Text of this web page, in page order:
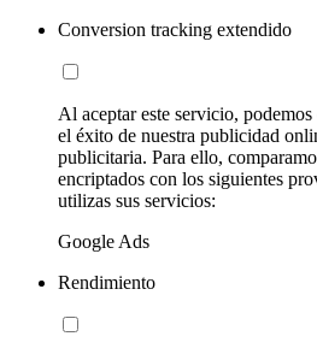
Conversion tracking extendido
Al aceptar este servicio,
el éxito de nuestra publicidad
publicitaria. Para ello,
encriptados con los siguientes
utilizas sus servicios:
Google Ads
Rendimiento